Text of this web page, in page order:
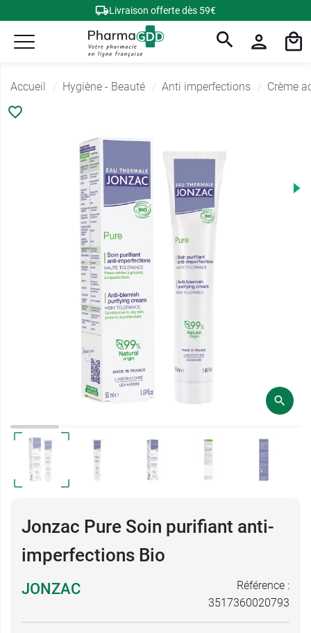
Livraison offerte dès 59€
Accueil Hygiène - Beauté Anti imperfections Crème
Jonzac Pure Soin purifiant anti-
imperfections Bio
JONZAC
Référence :
3517360020793